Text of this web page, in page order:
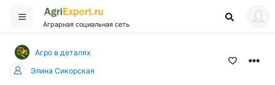
Аграрная социальная сеть
Агро в деталях
Элина Сикорская